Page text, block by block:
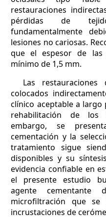
restauraciones
pérdidas de
fundamentalmente
lesiones no cariosas.
que el espesor de las
mínimo de 1,5 mm.
Las
colocados
clínico aceptable a largo
rehabilitación de los
embargo, se
cementación y la
tratamiento sigue
disponibles y su
evidencia confiable en
el presente estudio
agente cementante
microfiltración que
incrustaciones de